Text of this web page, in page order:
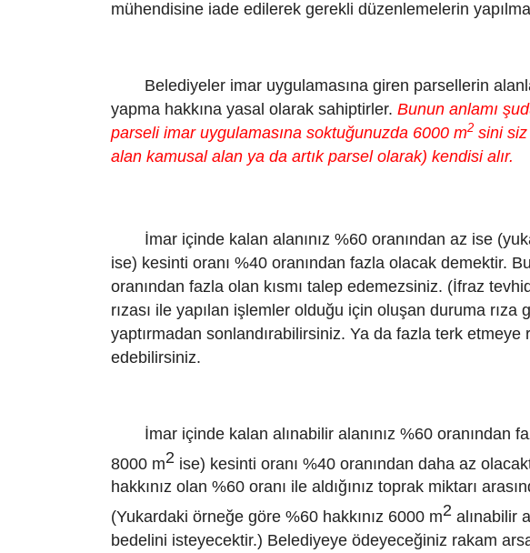
mühendisine iade edilerek gerekli düzenlemelerin
Belediyeler imar uygulamasına giren parsellerin
yapma hakkına yasal olarak sahiptirler. Bunun anlamı
parseli imar uygulamasına soktuğunuzda 6000 m2 sini
alan kamusal alan ya da artık parsel olarak) kendisi alır.
İmar içinde kalan alanınız %60 oranından az ise
ise) kesinti oranı %40 oranından fazla olacak demektir.
oranından fazla olan kısmı talep edemezsiniz. (İfraz
rızası ile yapılan işlemler olduğu için oluşan duruma rıza
yaptırmadan sonlandırabilirsiniz. Ya da fazla terk etmeye
edebilirsiniz.
İmar içinde kalan alınabilir alanınız %60 oranından
8000 m2 ise) kesinti oranı %40 oranından daha az
hakkınız olan %60 oranı ile aldığınız toprak miktarı
(Yukardaki örneğe göre %60 hakkınız 6000 m2 alınabilir
bedelini isteyecektir.) Belediyeye ödeyeceğiniz rakam